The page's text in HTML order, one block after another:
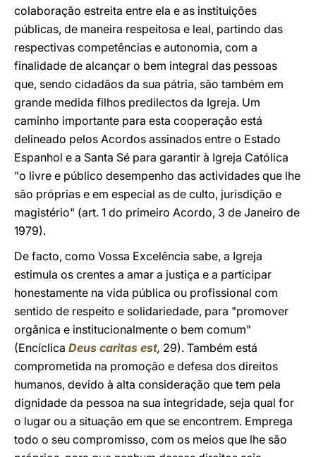
colaboração estreita entre ela e as instituições
públicas, de maneira respeitosa e leal, partindo das
respectivas competências e autonomia, com a
finalidade de alcançar o bem integral das pessoas
que, sendo cidadãos da sua pátria, são também em
grande medida filhos predilectos da Igreja. Um
caminho importante para esta cooperação está
delineado pelos Acordos assinados entre o Estado
Espanhol e a Santa Sé para garantir à Igreja Católica
"o livre e público desempenho das actividades que lhe
são próprias e em especial as de culto, jurisdição e
magistério" (art. 1 do primeiro Acordo, 3 de Janeiro de
1979).
De facto, como Vossa Excelência sabe, a Igreja
estimula os crentes a amar a justiça e a participar
honestamente na vida pública ou profissional com
sentido de respeito e solidariedade, para "promover
orgânica e institucionalmente o bem comum"
(Encíclica Deus caritas est, 29). Também está
comprometida na promoção e defesa dos direitos
humanos, devido à alta consideração que tem pela
dignidade da pessoa na sua integridade, seja qual for
o lugar ou a situação em que se encontrem. Emprega
todo o seu compromisso, com os meios que lhe são